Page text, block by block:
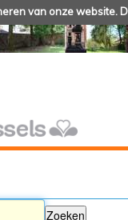
van onze website.